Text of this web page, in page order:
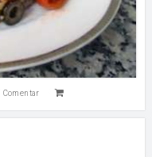
Comentar